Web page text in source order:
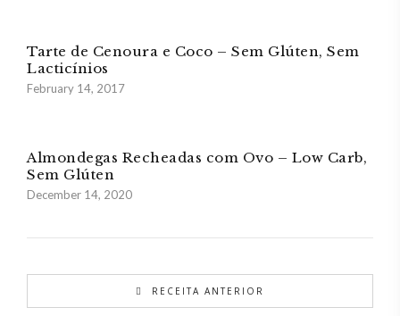
Tarte de Cenoura e Coco – Sem Glúten, Sem
Lacticínios
February 14, 2017
Almondegas Recheadas com Ovo – Low Carb,
Sem Glúten
December 14, 2020
RECEITA ANTERIOR